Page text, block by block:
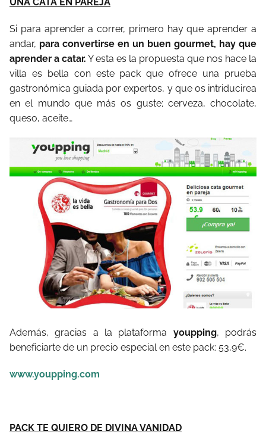
Si para aprender a correr, primero hay que aprender a
andar, para convertirse en un buen gourmet, hay que
aprender a catar. Y esta es la propuesta que nos hace la
villa es bella con este pack que ofrece una prueba
gastronómica guiada por expertos, y que os intriducirea
en el mundo que más os guste; cerveza, chocolate,
queso, aceite…
Además, gracias a la plataforma youpping, podrás
beneficiarte de un precio especial en este pack: 53,9€.
www.youpping.com
PACK TE QUIERO DE DIVINA VANIDAD